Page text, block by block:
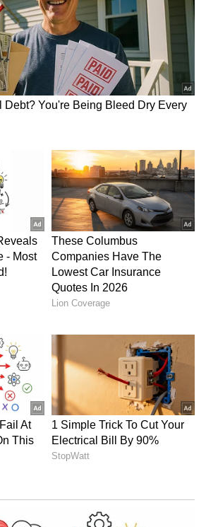
ಪಿನ್ ದಪ್ಪವಾಗಿರುವುದು ಏಕೆ?
ಪಿನ್ ದಪ್ಪವಾಗಿರುವುದು ಏಕೆ?
ಪಿನ್ ದಪ್ಪವಾಗಿರುವುದರಿಂದ
ರೀತಿಯಲ್ಲಿ ಸಾಕೆಟ್‌ಗೆ ಹಾಕಲು
ಅಥವಾ ನ್ಯೂಟ್ರಲ್ ರಂಧ್ರಕ್ಕೆ
ಸಾಧ್ಯವಾಗದಂತೆ ಇದನ್ನು
Resistance): ವಿಜ್ಞಾನದ
ಪಿನ್ ಎಷ್ಟು ದಪ್ಪವಾಗಿರುತ್ತದೋ
ಅಷ್ಟು ಕಡಿಮೆಯಿರುತ್ತದೆ. ಪಿನ್
ಮೂಲಕ ವಿದ್ಯುತ್ ಅತಿ ವೇಗವಾಗಿ
ಇದರಿಂದ ಫ್ರಿಡ್ಜ್ ಮತ್ತು
ಲೀಕ್ ಆಗುವ ಹೆಚ್ಚಿನ
ಭೂಮಿಗೆ ಸೇರುತ್ತದೆ.